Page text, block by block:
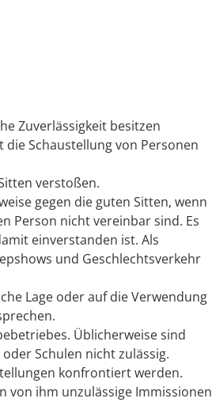
Zuverlässigkeit besitzen
die Schaustellung von Personen
verstoßen.
gegen die guten Sitten, wenn
Person nicht vereinbar sind. Es
einverstanden ist. Als
und Geschlechtsverkehr
Lage oder auf die Verwendung
Üblicherweise sind
Schulen nicht zulässig.
konfrontiert werden.
von ihm unzulässige Immissionen